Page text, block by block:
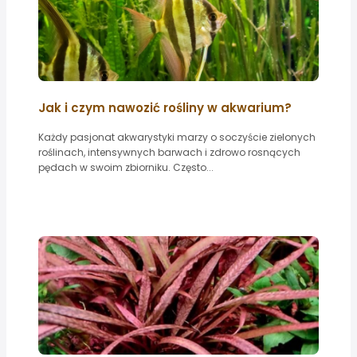
Jak i czym nawozić rośliny w akwarium?
Każdy pasjonat akwarystyki marzy o soczyście zielonych
roślinach, intensywnych barwach i zdrowo rosnących
pędach w swoim zbiorniku. Często...